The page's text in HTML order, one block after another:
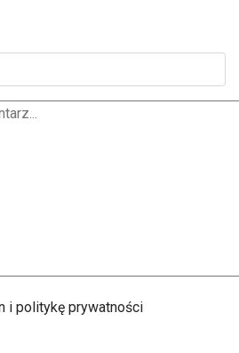
i politykę prywatności